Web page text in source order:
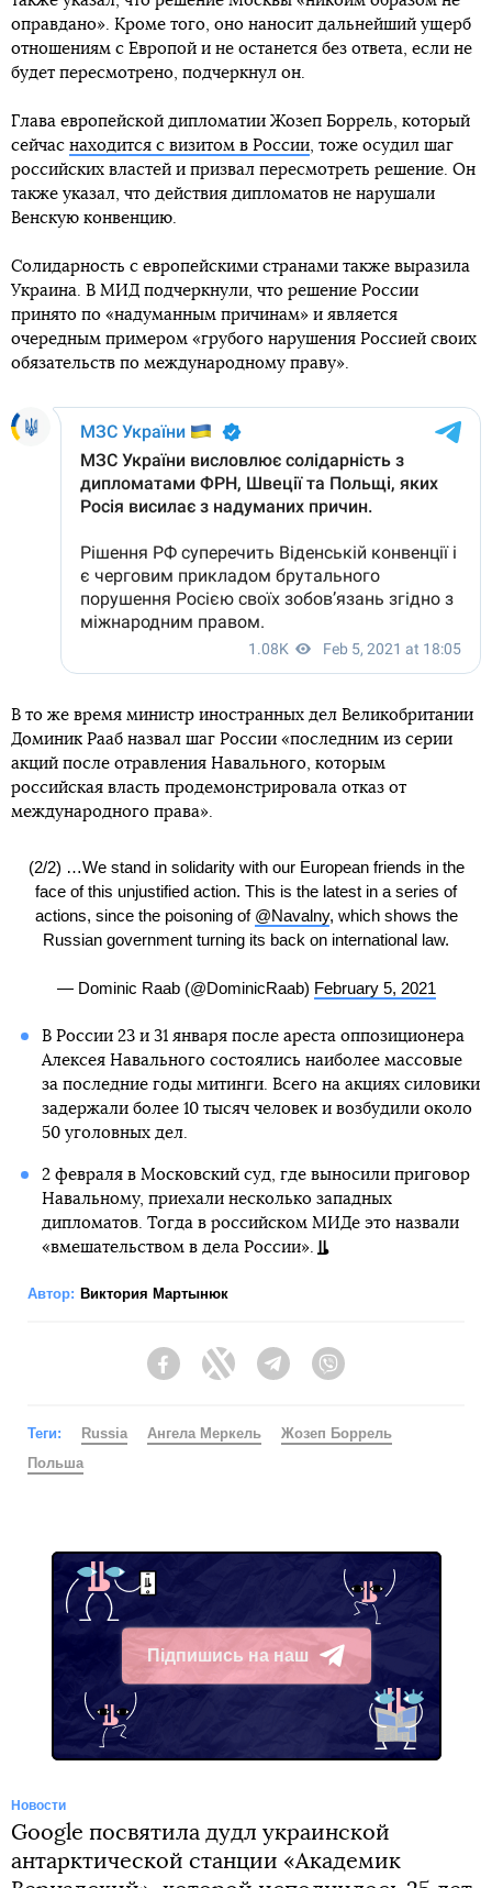
оправдано». Кроме того, оно наносит дальнейший ущерб
отношениям с Европой и не останется без ответа, если не
будет пересмотрено, подчеркнул он.
Глава европейской дипломатии Жозеп Боррель, который
сейчас находится с визитом в России, тоже осудил шаг
российских властей и призвал пересмотреть решение. Он
также указал, что действия дипломатов не нарушали
Венскую конвенцию.
Солидарность с европейскими странами также выразила
Украина. В МИД подчеркнули, что решение России
принято по «надуманным причинам» и является
очередным примером «грубого нарушения Россией своих
обязательств по международному праву».
В то же время министр иностранных дел Великобритании
Доминик Рааб назвал шаг России «последним из серии
акций после отравления Навального, которым
российская власть продемонстрировала отказ от
международного права».
(2/2) …We stand in solidarity with our European friends in the
face of this unjustified action. This is the latest in a series of
actions, since the poisoning of @Navalny, which shows the
Russian government turning its back on international law.
— Dominic Raab (@DominicRaab) February 5, 2021
В России 23 и 31 января после ареста оппозиционера
Алексея Навального состоялись наиболее массовые
за последние годы митинги. Всего на акциях силовики
задержали более 10 тысяч человек и возбудили около
50 уголовных дел.
2 февраля в Московский суд, где выносили приговор
Навальному, приехали несколько западных
дипломатов. Тогда в российском МИДе это назвали
«вмешательством в дела России».
Автор: Виктория Мартынюк
FacebookTwitter Telegram
Теги: Russia Ангела Меркель
Жозеп Боррель
Польша
Підпишись на наш
Telegram
Новости
Google посвятила дудл украинской
антарктической станции «Академик